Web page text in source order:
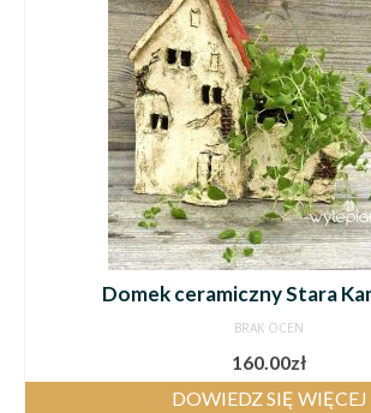
Domek ceramiczny Stara
BRAK OCEN
160.00zł
DOWIEDZ SIĘ WIĘCEJ